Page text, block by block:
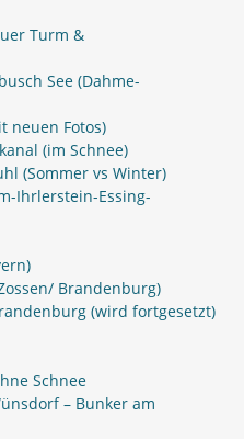
Turm &
See (Dahme-
neuen Fotos)
(im Schnee)
(Sommer vs Winter)
Ihrlerstein-Essing-
Brandenburg)
(wird fortgesetzt)
Schnee
– Bunker am